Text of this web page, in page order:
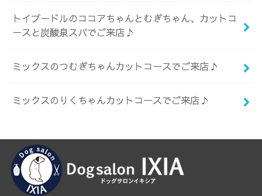
トイプードルのココアちゃんとむぎちゃん、カットコ
ースと炭酸泉スパでご来店♪
ミックスのつむぎちゃんカットコースでご来店♪
ミックスのりくちゃんカットコースでご来店♪